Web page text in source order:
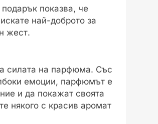
показва, че
най-доброто за
жест.
силата на парфюма. Със
емоции, парфюмът е
и да покажат своята
някого с красив аромат